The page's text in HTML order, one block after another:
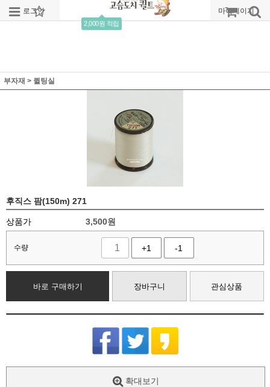
로그인 회원가입
2,000원 적립
주문조회 마이페이지
부자재 > 퀼팅실
후직스 팜(150m) 271
상품가 3,500원
수량 +1 -1
바로 구매하기 장바구니 관심상품
확대보기